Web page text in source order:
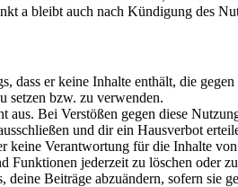
a bleibt auch nach Kündigung des
dass er keine Inhalte enthält, die
setzen bzw. zu verwenden.
aus. Bei Verstößen gegen diese
und dir ein Hausverbot
keine Verantwortung für die Inhalte
Funktionen jederzeit zu löschen oder
deine Beiträge abzuändern, sofern sie